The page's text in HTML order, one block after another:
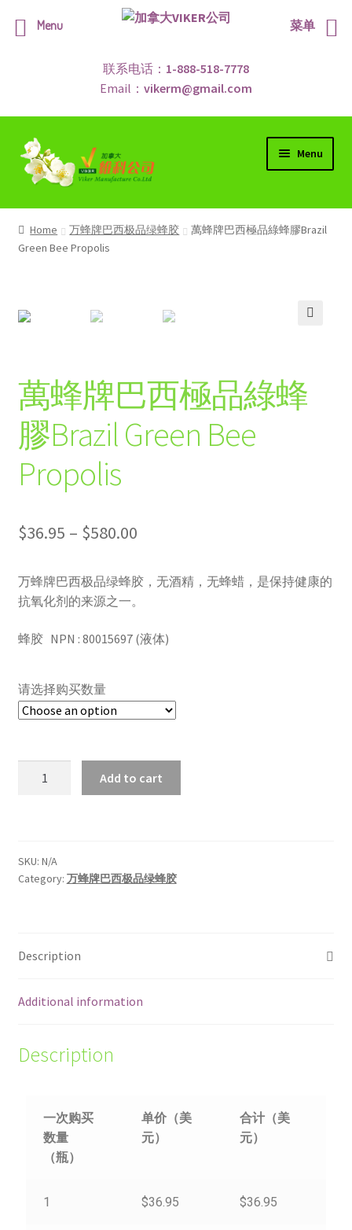
联系电话： 1-888-518-7778
Email： vikerm@gmail.com
Menu
公司网站
红人归
优惠活动
Home 万蜂牌巴西极品绿蜂胶
萬蜂牌巴西極品綠蜂膠Brazil
Green Bee Propolis
萬蜂牌巴西極品綠蜂
膠Brazil Green Bee
Propolis
$36.95 – $580.00
万蜂牌巴西极品绿蜂胶，无酒精，无蜂蜡，是保持健康的
抗氧化剂的来源之一。
蜂胶 NPN : 80015697 (液体)
请选择购买数量
Add to cart
SKU: N/A
Category: 万蜂牌巴西极品绿蜂胶
Description
Additional information
Description
一次购买
数量
（瓶）
单价（美
元）
合计（美
元）
1 $36.95 $36.95
Menu 菜单